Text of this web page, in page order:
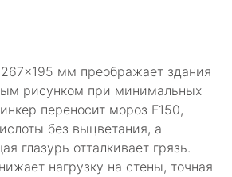
мм преображает здания
рисунком при минимальных
переносит мороз F150,
без выцветания, а
глазурь отталкивает грязь.
нагрузку на стены, точная